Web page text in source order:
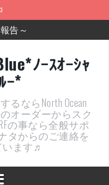
告～
ざ～した！
告ww
ーーー！！！
選・検定開催決定！
ﾉｰｽｵｰｼｬ
ｰ*
るならNorth Ocean
オーダーからスク
の事なら全般サポ
タからのご連絡を
います♬